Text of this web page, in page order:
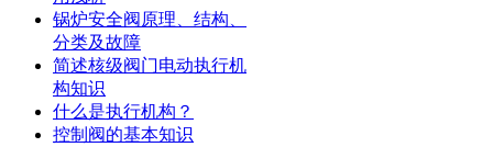
锅炉安全阀原理、结构、
分类及故障
简述核级阀门电动执行机
构知识
什么是执行机构？
控制阀的基本知识